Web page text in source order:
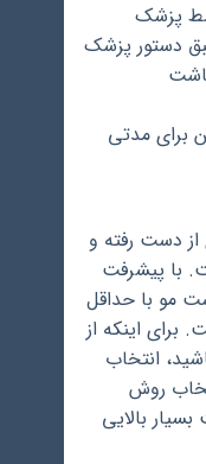
پزشک
دستور پزشک
برای مدتی
دست رفته و
با پیشرفت
مو با حداقل
برای اینکه از
انتخاب
روش
بالایی